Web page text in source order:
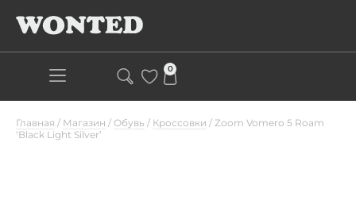
0
Главная / Магазин / Обувь / Кроссовки / Zoom Vomero 5 Roam
‘Black Light Silver’